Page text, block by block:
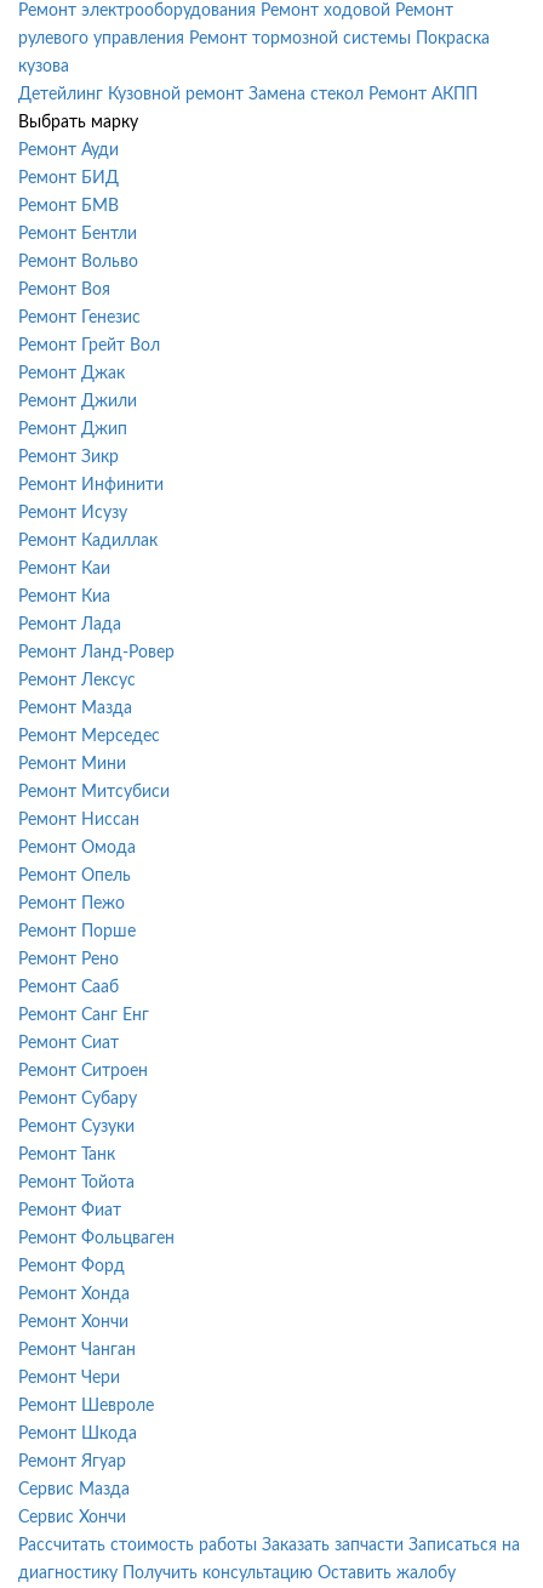
Ремонт электрооборудования Ремонт ходовой Ремонт
рулевого управления Ремонт тормозной системы
Покраска
кузова
Детейлинг Кузовной ремонт Замена стекол Ремонт АКПП
Выбрать марку
Ремонт Ауди
Ремонт БИД
Ремонт БМВ
Ремонт Бентли
Ремонт Вольво
Ремонт Воя
Ремонт Генезис
Ремонт Грейт Вол
Ремонт Джак
Ремонт Джили
Ремонт Джип
Ремонт Зикр
Ремонт Инфинити
Ремонт Исузу
Ремонт Кадиллак
Ремонт Каи
Ремонт Киа
Ремонт Лада
Ремонт Ланд-Ровер
Ремонт Лексус
Ремонт Мазда
Ремонт Мерседес
Ремонт Мини
Ремонт Митсубиси
Ремонт Ниссан
Ремонт Омода
Ремонт Опель
Ремонт Пежо
Ремонт Порше
Ремонт Рено
Ремонт Сааб
Ремонт Санг Енг
Ремонт Сиат
Ремонт Ситроен
Ремонт Субару
Ремонт Сузуки
Ремонт Танк
Ремонт Тойота
Ремонт Фиат
Ремонт Фольцваген
Ремонт Форд
Ремонт Хонда
Ремонт Хончи
Ремонт Чанган
Ремонт Чери
Ремонт Шевроле
Ремонт Шкода
Ремонт Ягуар
Сервис Мазда
Сервис Хончи
Рассчитать стоимость работы Заказать запчасти Записаться на
диагностику
Получить консультацию Оставить жалобу